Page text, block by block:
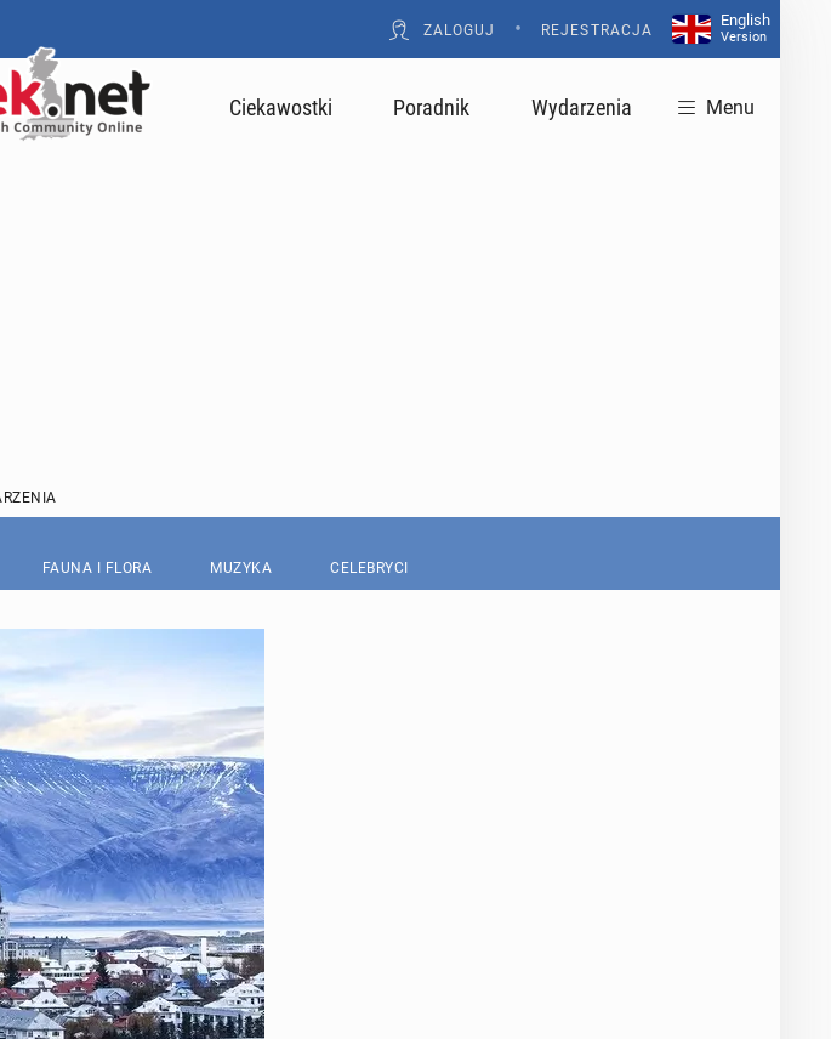
ZALOGUJ • REJESTRACJA
English
Version
Ciekawostki Poradnik Wydarzenia Menu
FAUNA I FLORA MUZYKA CELEBRYCI